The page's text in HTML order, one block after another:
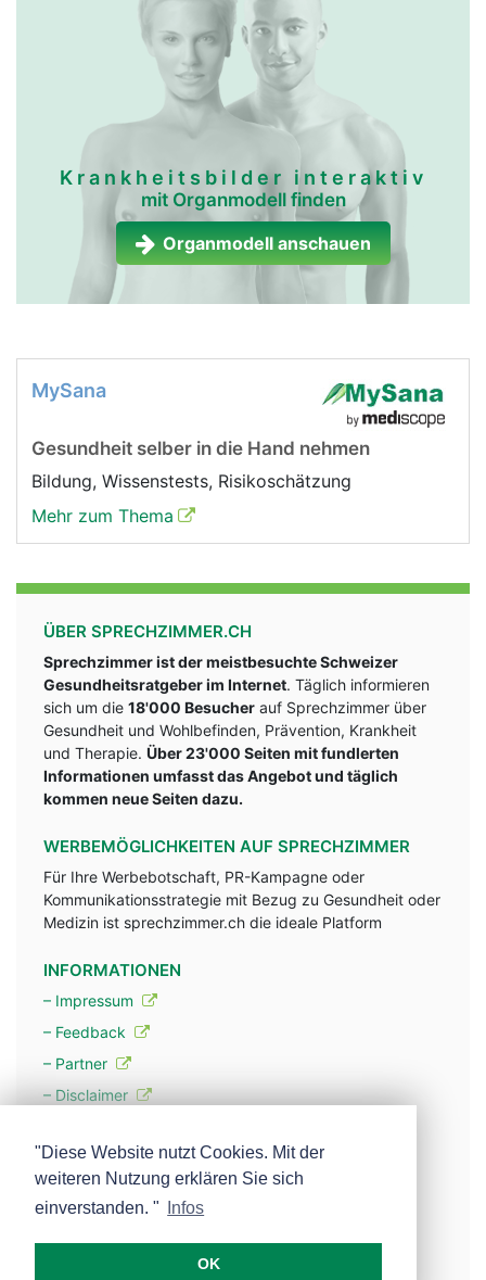
Krankheitsbilder interaktiv
mit Organmodell finden
Organmodell anschauen
MySana
Gesundheit selber in die Hand nehmen
Bildung, Wissenstests, Risikoschätzung
Mehr zum Thema
ÜBER SPRECHZIMMER.CH
Sprechzimmer ist der meistbesuchte Schweizer
Gesundheitsratgeber im Internet. Täglich informieren
sich um die 18'000 Besucher auf Sprechzimmer über
Gesundheit und Wohlbefinden, Prävention, Krankheit
und Therapie. Über 23'000 Seiten mit fundlerten
Informationen umfasst das Angebot und täglich
kommen neue Seiten dazu.
WERBEMÖGLICHKEITEN AUF SPRECHZIMMER
Für Ihre Werbebotschaft, PR-Kampagne oder
Kommunikationsstrategie mit Bezug zu Gesundheit oder
Medizin ist sprechzimmer.ch die ideale Platform
INFORMATIONEN
– Impressum
– Feedback
– Partner
– Disclaimer
– Werbung
– Mehr über unsere Experten
"Diese Website nutzt Cookies. Mit der
weiteren Nutzung erklären Sie sich
einverstanden. "
Infos
OK